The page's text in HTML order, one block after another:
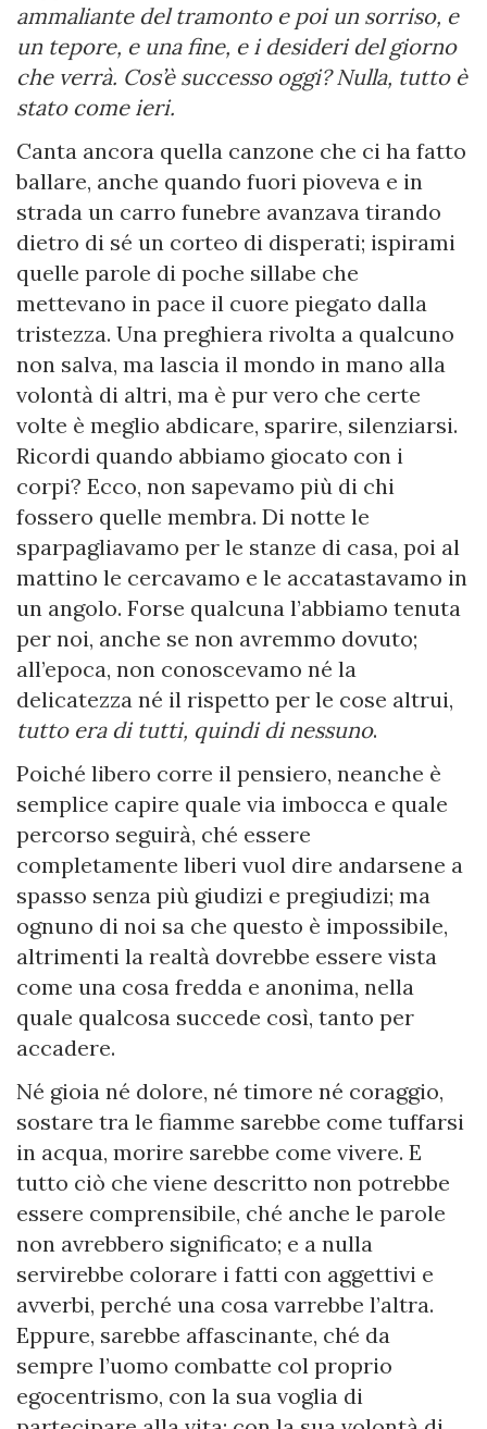
ammaliante del tramonto e poi un sorriso, e
un tepore, e una fine, e i desideri del giorno
che verrà. Cos’è successo oggi? Nulla, tutto è
stato come ieri.
Canta ancora quella canzone che ci ha fatto
ballare, anche quando fuori pioveva e in
strada un carro funebre avanzava tirando
dietro di sé un corteo di disperati; ispirami
quelle parole di poche sillabe che
mettevano in pace il cuore piegato dalla
tristezza. Una preghiera rivolta a qualcuno
non salva, ma lascia il mondo in mano alla
volontà di altri, ma è pur vero che certe
volte è meglio abdicare, sparire, silenziarsi.
Ricordi quando abbiamo giocato con i
corpi? Ecco, non sapevamo più di chi
fossero quelle membra. Di notte le
sparpagliavamo per le stanze di casa, poi al
mattino le cercavamo e le accatastavamo in
un angolo. Forse qualcuna l’abbiamo tenuta
per noi, anche se non avremmo dovuto;
all’epoca, non conoscevamo né la
delicatezza né il rispetto per le cose altrui,
tutto era di tutti, quindi di nessuno.
Poiché libero corre il pensiero, neanche è
semplice capire quale via imbocca e quale
percorso seguirà, ché essere
completamente liberi vuol dire andarsene a
spasso senza più giudizi e pregiudizi; ma
ognuno di noi sa che questo è impossibile,
altrimenti la realtà dovrebbe essere vista
come una cosa fredda e anonima, nella
quale qualcosa succede così, tanto per
accadere.
Né gioia né dolore, né timore né coraggio,
sostare tra le fiamme sarebbe come tuffarsi
in acqua, morire sarebbe come vivere. E
tutto ciò che viene descritto non potrebbe
essere comprensibile, ché anche le parole
non avrebbero significato; e a nulla
servirebbe colorare i fatti con aggettivi e
avverbi, perché una cosa varrebbe l’altra.
Eppure, sarebbe affascinante, ché da
sempre l’uomo combatte col proprio
egocentrismo, con la sua voglia di